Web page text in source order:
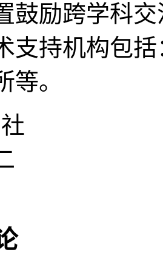
鼓励跨学科
支持机构包
等。